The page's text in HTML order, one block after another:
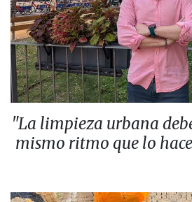
"La limpieza urbana
mismo ritmo que lo